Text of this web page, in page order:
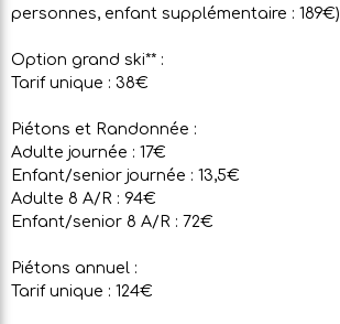
personnes, enfant supplémentaire : 189€)
Option grand ski** :
Tarif unique : 38€
Piétons et Randonnée :
Adulte journée : 17€
Enfant/senior journée : 13,5€
Adulte 8 A/R : 94€
Enfant/senior 8 A/R : 72€
Piétons annuel :
Tarif unique : 124€